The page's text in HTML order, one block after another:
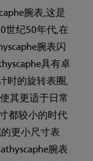
腕表,这是
世纪50年代,在
腕表闪
具有卓
时的旋转表圈,
其更适于日常
都较小的时代
更小尺寸表
腕表